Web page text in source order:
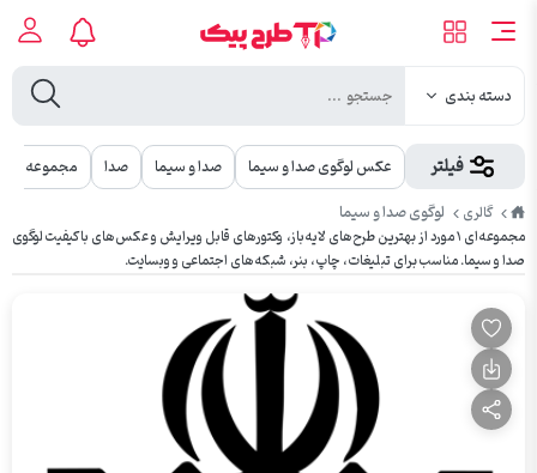
دسته بندی
فیلتر عکس لوگوی صدا و سیما صدا و سیما صدا
مجموعه
طرح
پیک
گالری لوگوی صدا و سیما
مجموعه‌ای ۱ مورد از بهترین طرح‌های لایه‌باز، وکتورهای قابل ویرایش و عکس‌های باکیفیت لوگوی
صدا و سیما. مناسب برای تبلیغات، چاپ، بنر، شبکه‌های اجتماعی و وبسایت.